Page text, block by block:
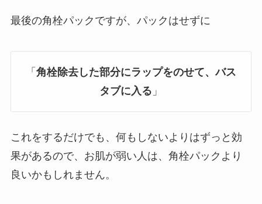
最後の角栓パックですが、パックはせずに
「 角栓除去した部分にラップをのせて、バス
タブに入る 」
これをするだけでも、何もしないよりはずっと効
果があるので、お肌が弱い人は、角栓パックより
良いかもしれません。